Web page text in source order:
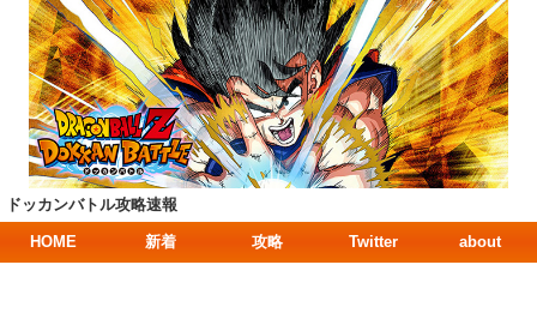
ドッカンバトル攻略速報
HOME 新着 攻略 Twitter about